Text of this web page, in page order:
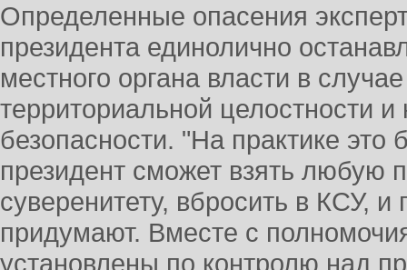
Определенные опасения
президента единолично
местного органа власти в
территориальной целостности
безопасности. "На практике это
президент сможет взять любую
суверенитету, вбросить в КСУ, и
придумают. Вместе с
установлены по контролю над